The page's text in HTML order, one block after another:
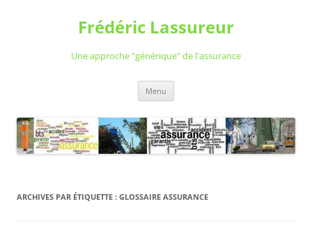
Frédéric Lassureur
Une approche "générique" de l'assurance
Menu
ARCHIVES PAR ÉTIQUETTE : GLOSSAIRE ASSURANCE